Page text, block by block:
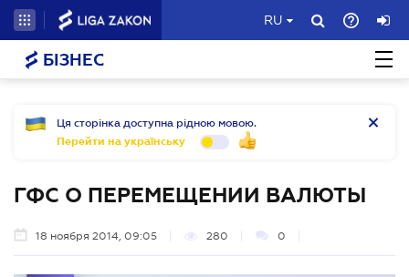
RU
БІЗНЕС
Ця сторінка доступна рідною мовою.
Перейти на українську
ГФС О ПЕРЕМЕЩЕНИИ ВАЛЮТЫ
18 ноября 2014, 09:05 280 0